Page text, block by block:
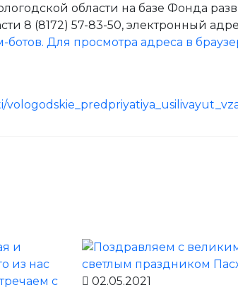
области на базе Фонда
8 (8172) 57-83-50, электронный
Для просмотра адреса в
02.05.2021